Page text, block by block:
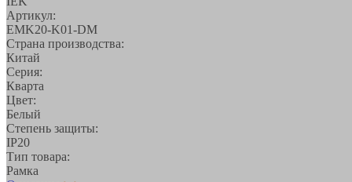
Артикул:
EMK20-K01-DM
Страна производства:
Китай
Серия:
Кварта
Цвет:
Белый
Степень защиты:
IP20
Тип товара:
Рамка